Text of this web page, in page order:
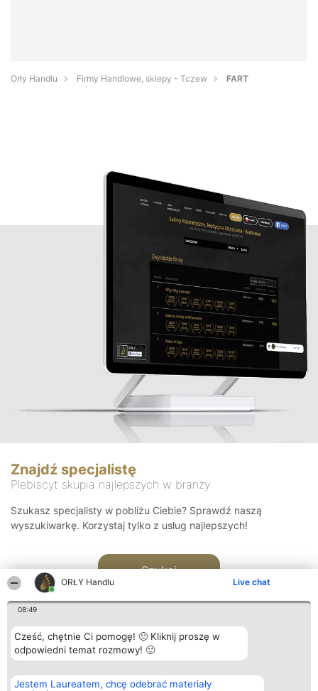
ORŁY Handlu Live chat
08:49
Cześć, chętnie Ci pomogę! 🙂 Kliknij proszę w
odpowiedni temat rozmowy! 🙂
Jestem Laureatem, chcę odebrać materiały
Orły Handlu Firmy Handlowe, sklepy - Tczew FART
Znajdź specjalistę
Plebiscyt skupia najlepszych w branży
Szukasz specjalisty w pobliżu Ciebie? Sprawdź naszą
wyszukiwarkę. Korzystaj tylko z usług najlepszych!
Szukaj
Organizator plebiscytu
Bright Side Solutions sp. z o.
Plebiscyt
Laureaci
Kontakt
Kontakt